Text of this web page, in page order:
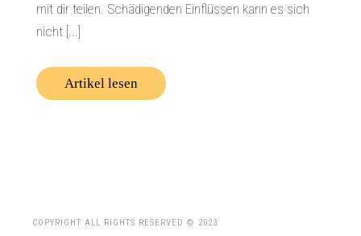
mit dir teilen. Schädigenden Einflüssen kann es sich
nicht [...]
Artikel lesen
COPYRIGHT ALL RIGHTS RESERVED © 2023